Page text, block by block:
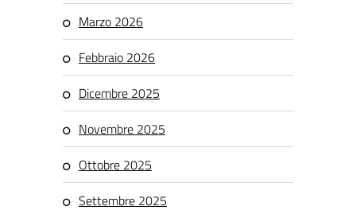
Marzo 2026
Febbraio 2026
Dicembre 2025
Novembre 2025
Ottobre 2025
Settembre 2025